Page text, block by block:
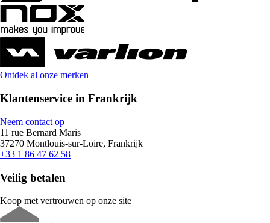
Ontdek al onze merken
Klantenservice in Frankrijk
Neem contact op
11 rue Bernard Maris
37270 Montlouis-sur-Loire, Frankrijk
+33 1 86 47 62 58
Veilig betalen
Koop met vertrouwen op onze site